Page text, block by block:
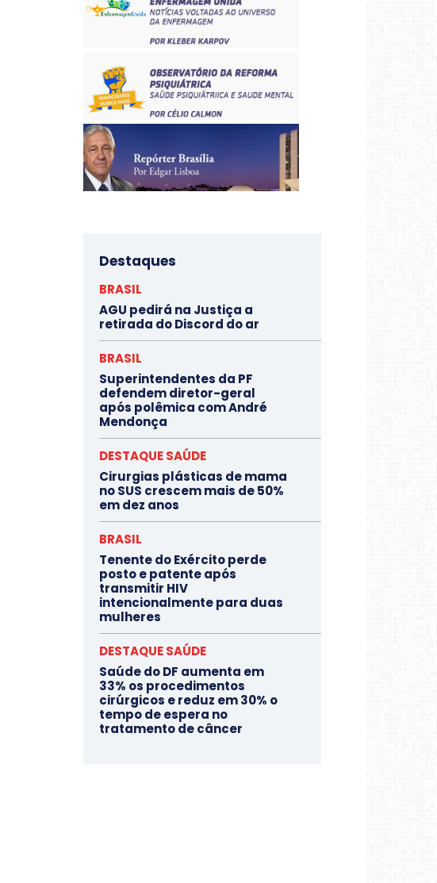
Destaques
BRASIL
AGU pedirá na Justiça a
retirada do Discord do ar
BRASIL
Superintendentes da PF
defendem diretor-geral
após polêmica com André
Mendonça
DESTAQUE SAÚDE
Cirurgias plásticas de mama
no SUS crescem mais de 50%
em dez anos
BRASIL
Tenente do Exército perde
posto e patente após
transmitir HIV
intencionalmente para duas
mulheres
DESTAQUE SAÚDE
Saúde do DF aumenta em
33% os procedimentos
cirúrgicos e reduz em 30% o
tempo de espera no
tratamento de câncer